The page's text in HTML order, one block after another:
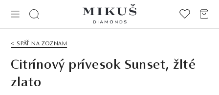
< SPÄŤ NA ZOZNAM
Citrínový prívesok Sunset, žlté
zlato